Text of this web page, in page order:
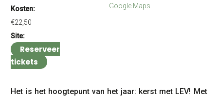
Het is het hoogtepunt van het jaar: kerst met LEV! Met
Kosten:
€22,50
Site:
Reserveer
tickets
Google Maps